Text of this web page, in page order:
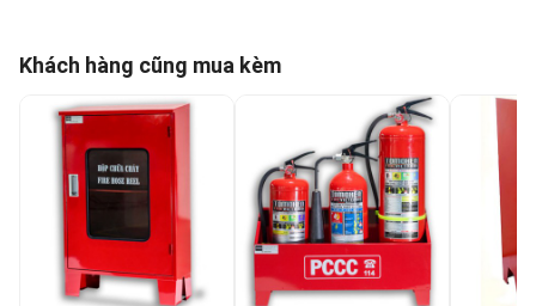
Khách hàng cũng mua kèm